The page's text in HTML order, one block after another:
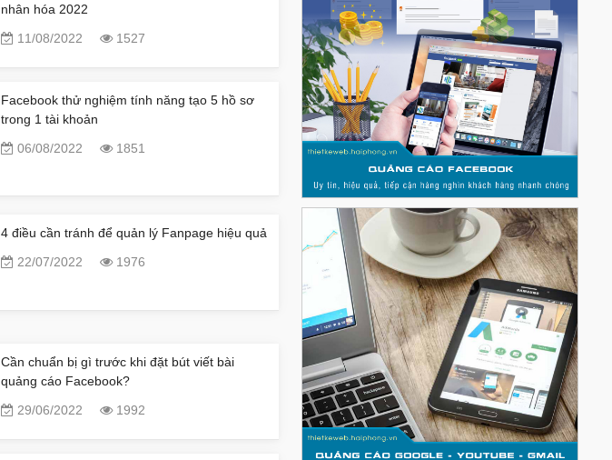
nhân hóa 2022
11/08/2022
1527
Facebook thử nghiệm tính năng tạo 5 hồ sơ
trong 1 tài khoản
06/08/2022
1851
4 điều cần tránh để quản lý Fanpage hiệu quả
22/07/2022
1976
Cần chuẩn bị gì trước khi đặt bút viết bài
quảng cáo Facebook?
29/06/2022
1992